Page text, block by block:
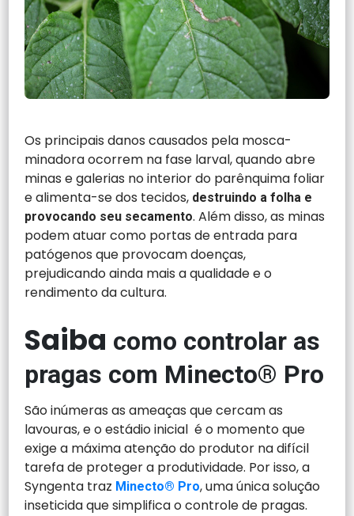
Os principais danos causados pela mosca-
minadora ocorrem na fase larval, quando abre
minas e galerias no interior do parênquima foliar
e alimenta-se dos tecidos, destruindo a folha e
provocando seu secamento. Além disso, as minas
podem atuar como portas de entrada para
patógenos que provocam doenças,
prejudicando ainda mais a qualidade e o
rendimento da cultura.
Saiba como controlar as
pragas com Minecto® Pro
São inúmeras as ameaças que cercam as
lavouras, e o estádio inicial é o momento que
exige a máxima atenção do produtor na difícil
tarefa de proteger a produtividade. Por isso, a
Syngenta traz Minecto® Pro, uma única solução
inseticida que simplifica o controle de pragas.